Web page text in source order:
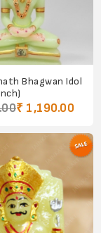
Bhagwan Idol
₹ 1,190.00